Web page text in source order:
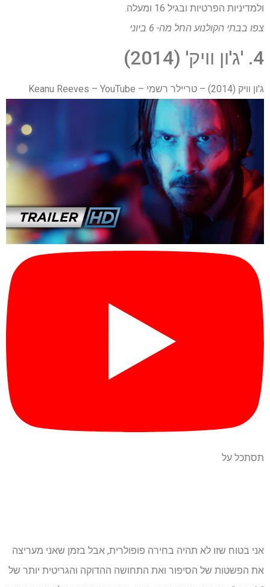
ולמדיניות הפרטיות ובגיל 16 ומעלה.
צפו בבתי הקולנוע החל מה- 6 ביוני
4. 'ג'ון וויק' (2014)
ג'ון וויק (2014) – טריילר רשמי – Keanu Reeves – YouTube
תסתכל על
אני בטוח שזו לא תהיה בחירה פופולרית, אבל בזמן שאני מעריצה
את הפשטות של הסיפור ואת התחושה ההדוקה והגריטית יותר של